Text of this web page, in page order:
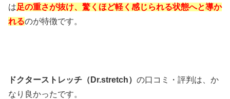
は足の重さが抜け、驚くほど軽く感じられる状態へと導か
れるのが特徴です。
ドクターストレッチ（Dr.stretch） の口コミ・評判は、か
なり良かったです。